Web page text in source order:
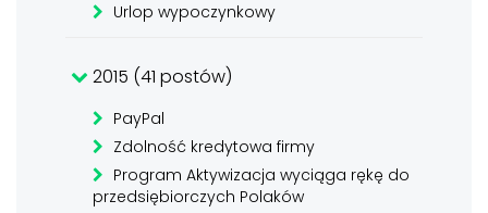
Urlop wypoczynkowy
2015 (41 postów)
PayPal
Zdolność kredytowa firmy
Program Aktywizacja wyciąga rękę do
przedsiębiorczych Polaków